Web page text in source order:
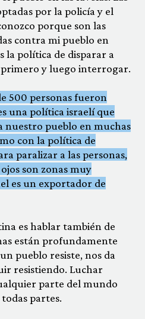
por la policía y el
porque son las
contra mi pueblo en
la política de disparar a
y luego interrogar.
500 personas fueron
una política israelí que
nuestro pueblo en muchas
con la política de
paralizar a las personas,
son zonas muy
es un exportador de
es hablar también de
están profundamente
pueblo resiste, nos da
resistiendo. Luchar
parte del mundo
partes.